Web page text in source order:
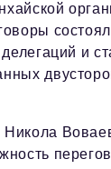
делегаций и